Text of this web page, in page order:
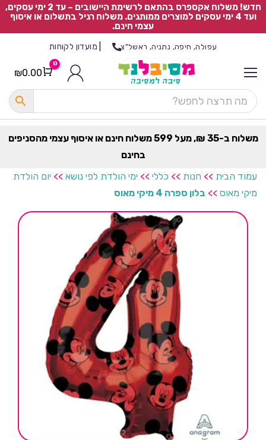
חדש! משלוח אקספרס בהתאם לרשימת היישובים – עד 2 ימי עסקים,
ועד 4 ימי עסקים למוצרים ממותגים. משלוח רגיל בתשלום או איסוף
עצמי חינם.
עפולה, חיפה, נתניה, ראשל"צ מועדון לקוחות
Cart
0
₪0.00
משלוח ב-35 ₪, מעל 599 משלוח חינם או איסוף עצמי מהסניפים
בחינם
עמוד הבית >> חנות >> כללי >> ימי הולדת לפי נושא >> יום הולדת
מיקי מאוס >> בלון ספרה 4 מיקי מאוס